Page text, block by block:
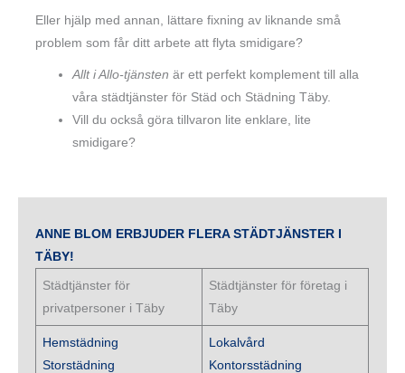
Eller hjälp med annan, lättare fixning av liknande små
problem som får ditt arbete att flyta smidigare?
Allt i Allo-tjänsten är ett perfekt komplement till alla
våra städtjänster för Städ och Städning Täby.
Vill du också göra tillvaron lite enklare, lite
smidigare?
ANNE BLOM ERBJUDER FLERA STÄDTJÄNSTER I
TÄBY!
Städtjänster för
privatpersoner i Täby
Städtjänster för företag i
Täby
Hemstädning
Storstädning
Lokalvård
Kontorsstädning